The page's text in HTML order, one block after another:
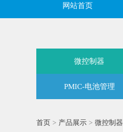
网站首页
微控制器
PMIC-电池管理
首页 > 产品展示 > 微控制器